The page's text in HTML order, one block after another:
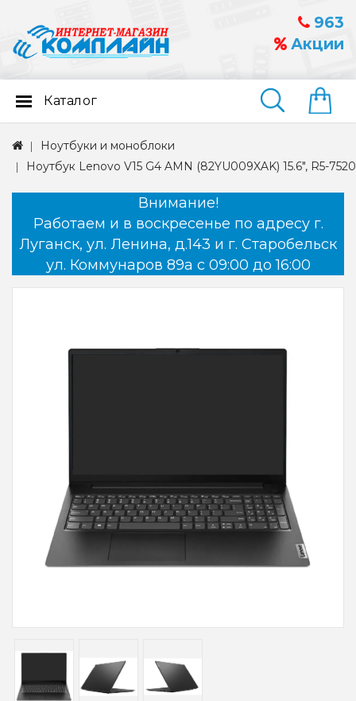
963
Акции
Найти
Каталог
Ноутбуки и моноблоки
Ноутбук Lenovo V15 G4 AMN (82YU009XAK) 15.6", R5-
Внимание!
Работаем и в воскресенье по адресу г.
Луганск, ул. Ленина, д.143 и г. Старобельск
ул. Коммунаров 89а с 09:00 до 16:00